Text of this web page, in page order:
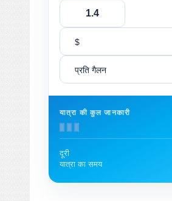
$
प्रति गैलन
यात्रा की कुल जानकारी
दूरी
यात्रा का समय